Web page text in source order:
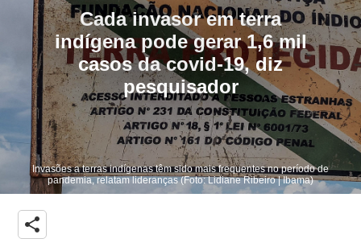
Cada invasor em terra
indígena pode gerar 1,6 mil
casos da covid-19, diz
pesquisador
Invasões a terras indígenas têm sido mais frequentes no período de
pandemia, relatam lideranças (Foto: Lidiane Ribeiro | Ibama)
share